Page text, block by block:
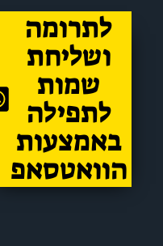
לתרומה
ושליחת
שמות
לתפילה
באמצעות